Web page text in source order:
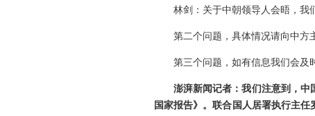
林剑：关于中朝领导人会晤，我
第二个问题，具体情况请向中方
第三个问题，如有信息我们会及
澎湃新闻记者：我们注意到，中
国家报告》。联合国人居署执行主